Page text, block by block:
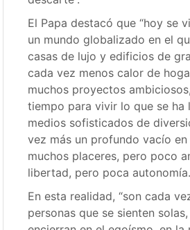
El Papa destacó que “hoy se
un mundo globalizado en el
casas de lujo y edificios de
cada vez menos calor de
muchos proyectos
tiempo para vivir lo que se ha
medios sofisticados de
vez más un profundo vacío
muchos placeres, pero poco
libertad, pero poca
En esta realidad, “son cada
personas que se sienten